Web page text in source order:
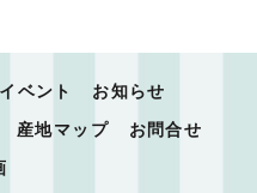
イベント
お知らせ
産地マップ
お問合せ